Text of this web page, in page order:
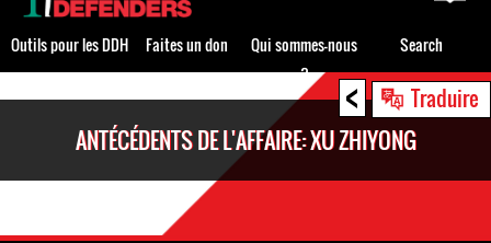
< Traduire
ANTÉCÉDENTS DE L'AFFAIRE: XU ZHIYONG
top
Outils pour les DDH Faites un don
Qui sommes-nous
?
Search